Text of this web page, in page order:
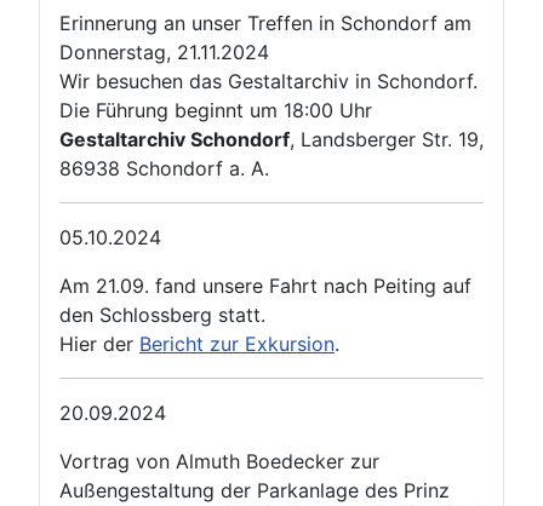
Erinnerung an unser Treffen in Schondorf am
Donnerstag, 21.11.2024
Wir besuchen das Gestaltarchiv in Schondorf.
Die Führung beginnt um 18:00 Uhr
Gestaltarchiv Schondorf, Landsberger Str. 19,
86938 Schondorf a. A.
05.10.2024
Am 21.09. fand unsere Fahrt nach Peiting auf
den Schlossberg statt.
Hier der Bericht zur Exkursion.
20.09.2024
Vortrag von Almuth Boedecker zur
Außengestaltung der Parkanlage des Prinz